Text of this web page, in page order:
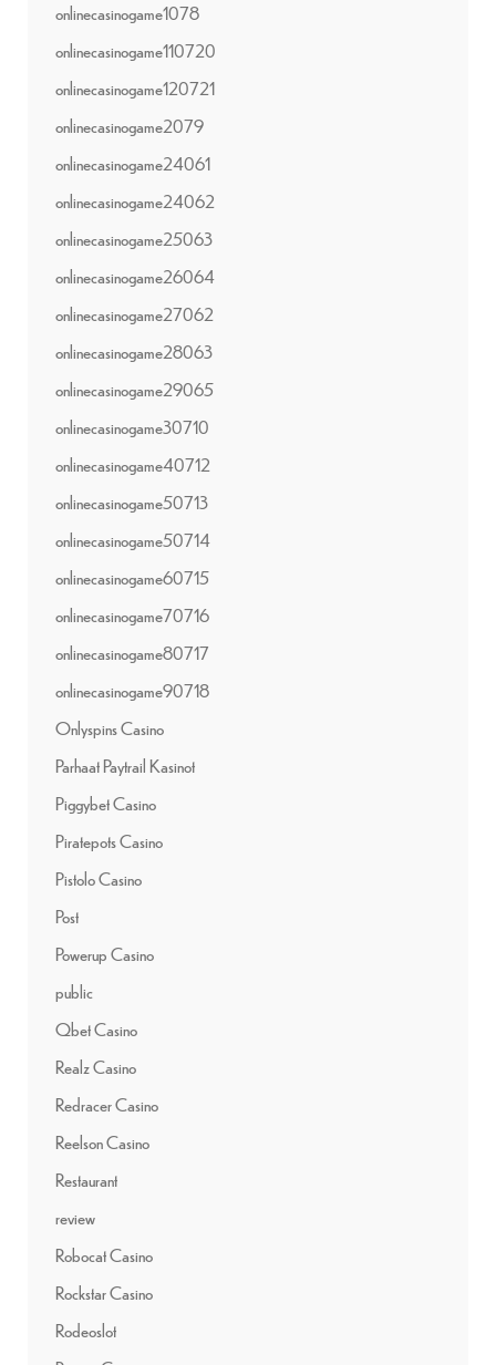
onlinecasinogame1078
onlinecasinogame110720
onlinecasinogame120721
onlinecasinogame2079
onlinecasinogame24061
onlinecasinogame24062
onlinecasinogame25063
onlinecasinogame26064
onlinecasinogame27062
onlinecasinogame28063
onlinecasinogame29065
onlinecasinogame30710
onlinecasinogame40712
onlinecasinogame50713
onlinecasinogame50714
onlinecasinogame60715
onlinecasinogame70716
onlinecasinogame80717
onlinecasinogame90718
Onlyspins Casino
Parhaat Paytrail Kasinot
Piggybet Casino
Piratepots Casino
Pistolo Casino
Post
Powerup Casino
public
Qbet Casino
Realz Casino
Redracer Casino
Reelson Casino
Restaurant
review
Robocat Casino
Rockstar Casino
Rodeoslot